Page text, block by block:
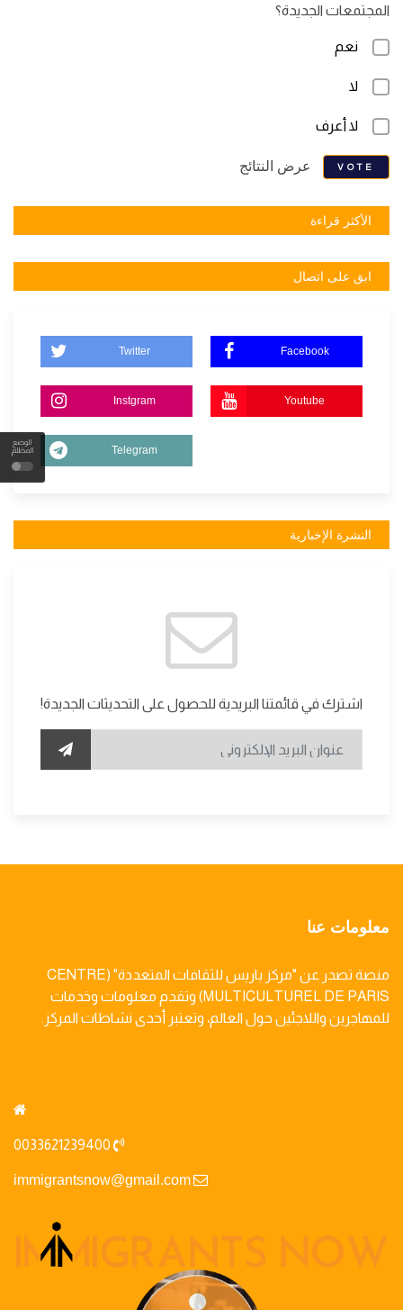
الوضع
المظلم
المجتمعات الجديدة؟
نعم
لا
لا أعرف
VOTE عرض النتائج
الأكثر قراءة
ابق على اتصال
Twitter Facebook
Instgram Youtube
Telegram
النشرة الإخبارية
اشترك في قائمتنا البريدية للحصول على التحديثات الجديدة!
معلومات عنا
منصة تصدر عن "مركز باريس للثقافات المتعددة" (CENTRE
MULTICULTUREL DE PARIS) وتقدم معلومات وخدمات
للمهاجرين واللاجئين حول العالم، وتعتبر أحدى نشاطات المركز.
immigrantsnow@gmail.com